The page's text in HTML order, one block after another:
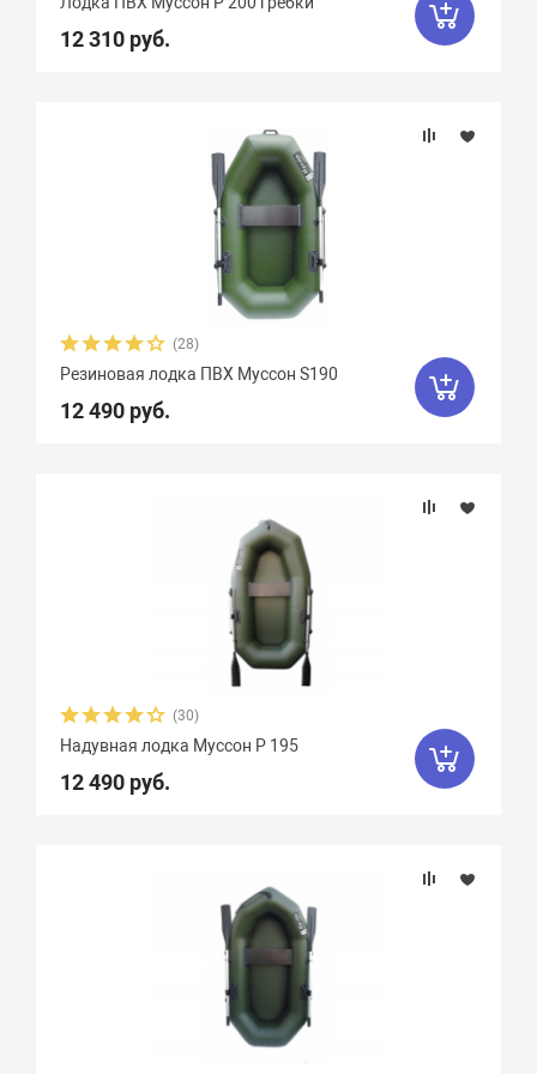
Количество сидений
12 310 руб.
(28)
Резиновая лодка ПВХ Муссон S190
12 490 руб.
(30)
Надувная лодка Муссон Р 195
12 490 руб.